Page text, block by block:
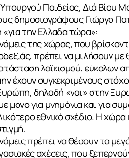
Παιδείας, Διά
δημοσιογράφους Γιώργο
την Ελλάδα τώρα»:
της χώρας, που
πρέπει να μιλήσουν
λαϊκισμού, εύκολων
έχουν συγκεκριμένους
δηλαδή «ναι» στην
μόνο για μνημόνια και για
εθνικό σχέδιο. Η χώρα
πρέπει να θέσουν τα
σχέσεις, που